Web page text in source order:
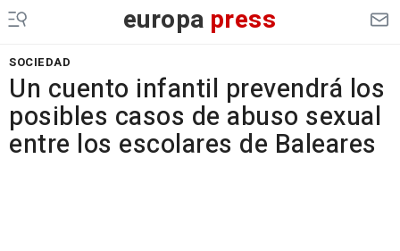
europa press
SOCIEDAD
Un cuento infantil prevendrá los
posibles casos de abuso sexual
entre los escolares de Baleares